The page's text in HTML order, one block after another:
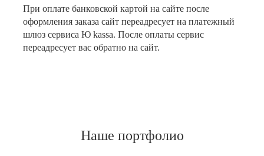
При оплате банковской картой на сайте после
оформления заказа сайт переадресует на платежный
шлюз сервиса Ю kassa. После оплаты сервис
переадресует вас обратно на сайт.
Наше портфолио